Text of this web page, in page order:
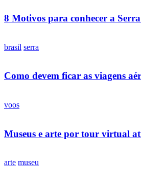
8 Motivos para conhecer a
brasil serra
Como devem ficar as viagens
voos
Museus e arte por tour virtual
arte museu